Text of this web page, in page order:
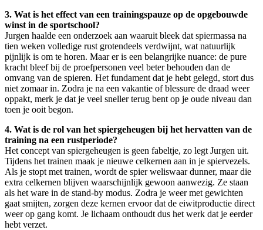
3. Wat is het effect van een trainingspauze op de opgebouwde
winst in de sportschool?
Jurgen haalde een onderzoek aan waaruit bleek dat spiermassa na
tien weken volledige rust grotendeels verdwijnt, wat natuurlijk
pijnlijk is om te horen. Maar er is een belangrijke nuance: de pure
kracht bleef bij de proefpersonen veel beter behouden dan de
omvang van de spieren. Het fundament dat je hebt gelegd, stort dus
niet zomaar in. Zodra je na een vakantie of blessure de draad weer
oppakt, merk je dat je veel sneller terug bent op je oude niveau dan
toen je ooit begon.
4. Wat is de rol van het spiergeheugen bij het hervatten van de
training na een rustperiode?
Het concept van spiergeheugen is geen fabeltje, zo legt Jurgen uit.
Tijdens het trainen maak je nieuwe celkernen aan in je spiervezels.
Als je stopt met trainen, wordt de spier weliswaar dunner, maar die
extra celkernen blijven waarschijnlijk gewoon aanwezig. Ze staan
als het ware in de stand-by modus. Zodra je weer met gewichten
gaat smijten, zorgen deze kernen ervoor dat de eiwitproductie direct
weer op gang komt. Je lichaam onthoudt dus het werk dat je eerder
hebt verzet.